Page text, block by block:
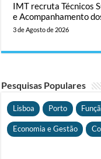
IMT recruta Técnicos
e Acompanhamento
3 de Agosto de 2026
Pesquisas Populares
Lisboa Porto
Economia e Gestão